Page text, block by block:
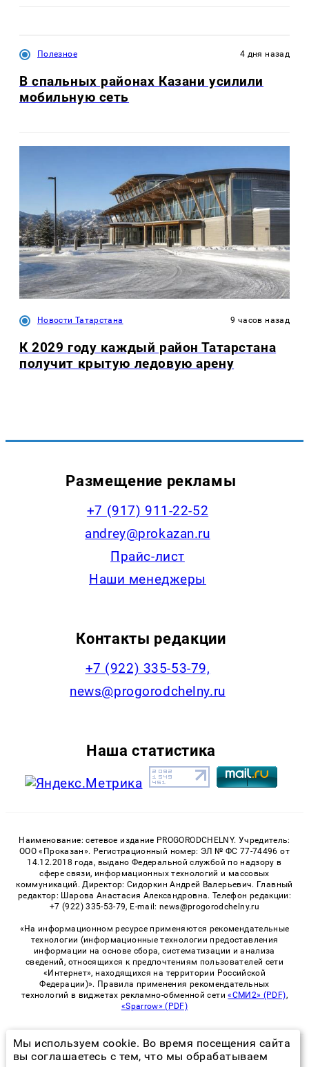
Полезное 4 дня назад
В спальных районах Казани усилили
мобильную сеть
Новости Татарстана 9 часов назад
К 2029 году каждый район Татарстана
получит крытую ледовую арену
Размещение рекламы
+7 (917) 911-22-52
andrey@prokazan.ru
Прайс-лист
Наши менеджеры
Контакты редакции
+7 (922) 335-53-79,
news@progorodchelny.ru
Наша статистика
Наименование: сетевое издание PROGORODCHELNY. Учредитель:
ООО «Проказан». Регистрационный номер: ЭЛ № ФС 77-74496 от
14.12.2018 года, выдано Федеральной службой по надзору в
сфере связи, информационных технологий и массовых
коммуникаций. Директор: Сидоркин Андрей Валерьевич. Главный
редактор: Шарова Анастасия Александровна. Телефон редакции:
+7 (922) 335-53-79, E-mail: news@progorodchelny.ru
«На информационном ресурсе применяются рекомендательные
технологии (информационные технологии предоставления
информации на основе сбора, систематизации и анализа
сведений, относящихся к предпочтениям пользователей сети
«Интернет», находящихся на территории Российской
Федерации)». Правила применения рекомендательных
технологий в виджетах рекламно-обменной сети«СМИ2» (PDF),
«Sparrow» (PDF)
© 2026 «PROGorodChelny» | Все права защищены
Мы используем cookie. Во время посещения сайта
вы соглашаетесь с тем, что мы обрабатываем